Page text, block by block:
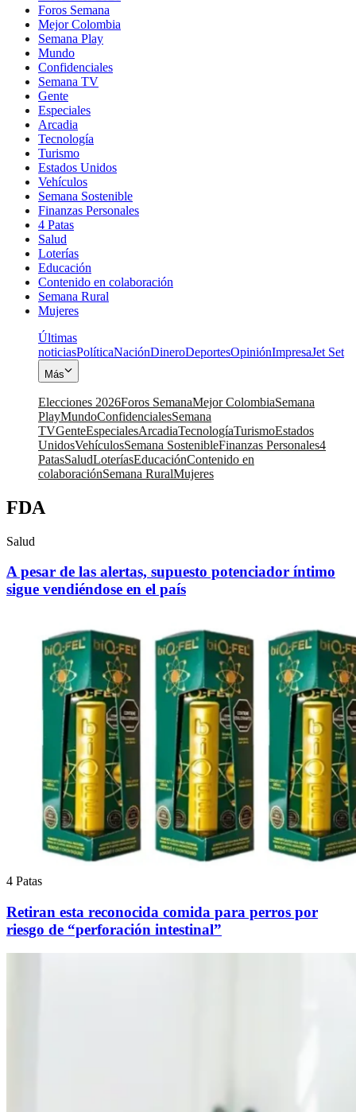
Foros Semana
Mejor Colombia
Semana Play
Mundo
Confidenciales
Semana TV
Gente
Especiales
Arcadia
Tecnología
Turismo
Estados Unidos
Vehículos
Semana Sostenible
Finanzas Personales
4 Patas
Salud
Loterías
Educación
Contenido en colaboración
Semana Rural
Mujeres
Últimas
noticiasPolíticaNaciónDineroDeportesOpiniónImpresaJet Set
Más
Elecciones 2026Foros SemanaMejor ColombiaSemana
PlayMundoConfidencialesSemana
TVGenteEspecialesArcadiaTecnologíaTurismoEstados
UnidosVehículosSemana SostenibleFinanzas Personales4
PatasSaludLoteríasEducaciónContenido en
colaboraciónSemana RuralMujeres
FDA
Salud
A pesar de las alertas, supuesto potenciador íntimo
sigue vendiéndose en el país
4 Patas
Retiran esta reconocida comida para perros por
riesgo de “perforación intestinal”